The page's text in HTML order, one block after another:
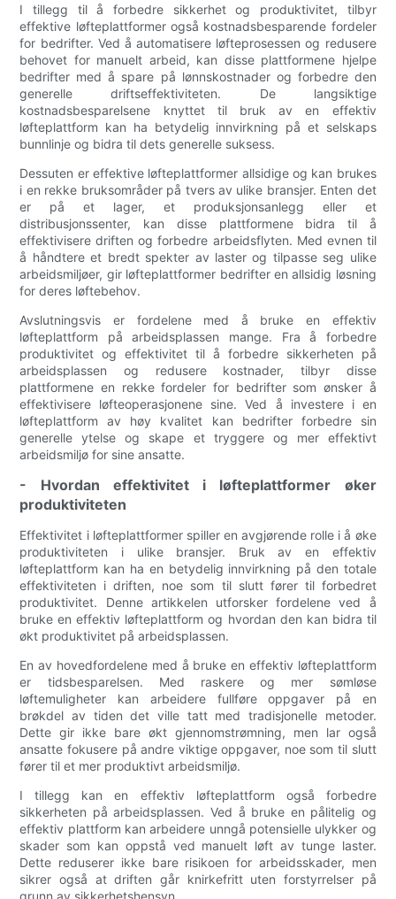
I tillegg til å forbedre sikkerhet og produktivitet, tilbyr
effektive løfteplattformer også kostnadsbesparende fordeler
for bedrifter. Ved å automatisere løfteprosessen og redusere
behovet for manuelt arbeid, kan disse plattformene hjelpe
bedrifter med å spare på lønnskostnader og forbedre den
generelle driftseffektiviteten. De langsiktige
kostnadsbesparelsene knyttet til bruk av en effektiv
løfteplattform kan ha betydelig innvirkning på et selskaps
bunnlinje og bidra til dets generelle suksess.
Dessuten er effektive løfteplattformer allsidige og kan brukes
i en rekke bruksområder på tvers av ulike bransjer. Enten det
er på et lager, et produksjonsanlegg eller et
distribusjonssenter, kan disse plattformene bidra til å
effektivisere driften og forbedre arbeidsflyten. Med evnen til
å håndtere et bredt spekter av laster og tilpasse seg ulike
arbeidsmiljøer, gir løfteplattformer bedrifter en allsidig løsning
for deres løftebehov.
Avslutningsvis er fordelene med å bruke en effektiv
løfteplattform på arbeidsplassen mange. Fra å forbedre
produktivitet og effektivitet til å forbedre sikkerheten på
arbeidsplassen og redusere kostnader, tilbyr disse
plattformene en rekke fordeler for bedrifter som ønsker å
effektivisere løfteoperasjonene sine. Ved å investere i en
løfteplattform av høy kvalitet kan bedrifter forbedre sin
generelle ytelse og skape et tryggere og mer effektivt
arbeidsmiljø for sine ansatte.
- Hvordan effektivitet i løfteplattformer øker
produktiviteten
Effektivitet i løfteplattformer spiller en avgjørende rolle i å øke
produktiviteten i ulike bransjer. Bruk av en effektiv
løfteplattform kan ha en betydelig innvirkning på den totale
effektiviteten i driften, noe som til slutt fører til forbedret
produktivitet. Denne artikkelen utforsker fordelene ved å
bruke en effektiv løfteplattform og hvordan den kan bidra til
økt produktivitet på arbeidsplassen.
En av hovedfordelene med å bruke en effektiv løfteplattform
er tidsbesparelsen. Med raskere og mer sømløse
løftemuligheter kan arbeidere fullføre oppgaver på en
brøkdel av tiden det ville tatt med tradisjonelle metoder.
Dette gir ikke bare økt gjennomstrømning, men lar også
ansatte fokusere på andre viktige oppgaver, noe som til slutt
fører til et mer produktivt arbeidsmiljø.
I tillegg kan en effektiv løfteplattform også forbedre
sikkerheten på arbeidsplassen. Ved å bruke en pålitelig og
effektiv plattform kan arbeidere unngå potensielle ulykker og
skader som kan oppstå ved manuelt løft av tunge laster.
Dette reduserer ikke bare risikoen for arbeidsskader, men
sikrer også at driften går knirkefritt uten forstyrrelser på
grunn av sikkerhetshensyn.